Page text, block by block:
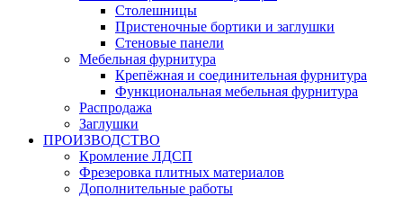
Столешницы
Пристеночные бортики и заглушки
Стеновые панели
Мебельная фурнитура
Крепёжная и соединительная фурнитура
Функциональная мебельная фурнитура
Распродажа
Заглушки
ПРОИЗВОДСТВО
Кромление ЛДСП
Фрезеровка плитных материалов
Дополнительные работы